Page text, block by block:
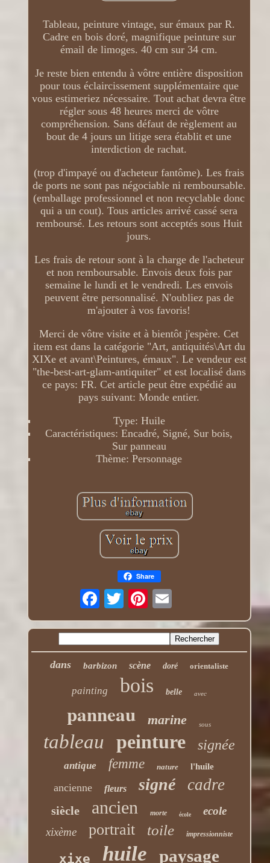
Tableau, peinture vintage, sur émaux par R.
Cadre en bois doré, magnifique peinture sur
émail de limoges. 40 cm sur 34 cm.
Je reste bien entendu à vôtre entière disposition
pour tous éclaircissement supplémentaire que
vous estimeriez nécessaire. Tout achat devra être
régler sous 48 heures merci de vôtre
compréhension. Sans défaut de règlement au
bout de 4 jours un litige sera établit et une
interdiction de rachat.
(trop d'impayé ou d'acheteur fantôme). Les frais
de ports ne sont pas négociable ni remboursable.
(emballage professionnel et non recyclable donc
qui a un cout). Tous articles arrivé cassé sera
remboursé. Les retours sont acceptés sous Huit
jours.
Les frais de retour sont à la charge de l'acheteur
et non remboursable. Envois deux fois par
semaine le lundi et le vendredi. Les envois
peuvent être personnalisé. N'oubliez pas de
m'ajouter à vos favoris!
Merci de vôtre visite et à bientôt j'espère. Cet
item est dans la catégorie "Art, antiquités\Art du
XIXe et avant\Peintures, émaux". Le vendeur est
"the-best-art-glam-antiquiter" et est localisé dans
ce pays: FR. Cet article peut être expédié au
pays suivant: Monde entier.
Type: Huile
Caractéristiques: Encadré, Signé, Sur bois,
Sur panneau
Thème: Personnage
Share
dans barbizon scène doré orientaliste
painting bois belle avec
panneau marine sous
tableau peinture signée
antique femme nature l'huile
ancienne fleurs signé cadre
siècle ancien morte école
ecole
xixème
portrait toile impressionniste
xixe huile paysage